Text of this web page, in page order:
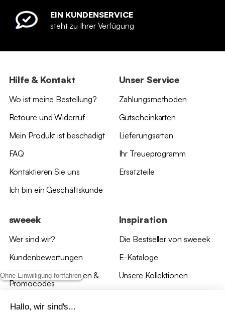
Ohne Einwilligung fortfahren
Hallo, wir sind's...
EIN KUNDENSERVICE
steht zu Ihrer Verfügung
Hilfe & Kontakt
Wo ist meine Bestellung?
Retoure und Widerruf
Mein Produkt ist beschädigt
FAQ
Kontaktieren Sie uns
Ich bin ein Geschäftskunde
Unser Service
Zahlungsmethoden
Gutscheinkarten
Lieferungsarten
Ihr Treueprogramm
Ersatzteile
sweeek
Wer sind wir?
Kundenbewertungen
*Angebotsbedingungen &
Promocodes
Bewertungen von sweeek
Inspiration
Die Bestseller von sweeek
E-Kataloge
Unsere Kollektionen